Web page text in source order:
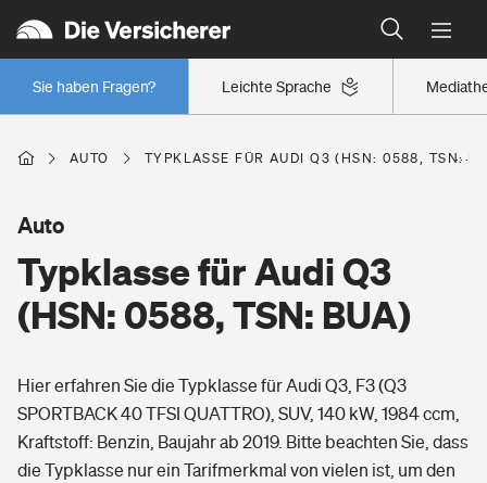
Leichte Sprache
Sie haben Fragen?
Wer versichert was: Jetzt Versicherer finden
Regionalklassen: So ist Ihre Region eingestuft
Wer versichert was: Jetzt Versicherer finden
Berufsunfähigkeitsversicherung
Erwerbsunfähigkeitsversicherung
Grundfähigkeitsversicherung
Arbeitsrechtsschutz
Wohnen
Freizeit
Pri­vate Haft­pflicht­
AUTO TYPKLASSE FÜR AUDI Q3 (HSN: 0588, TSN:
Typklasse für Audi Q3
(HSN: 0588, TSN: BUA)
Auto
Hier erfahren Sie die Typklasse für Audi Q3, F3 (Q3
SPORTBACK 40 TFSI QUATTRO), SUV, 140 kW, 1984 ccm,
Kraftstoff: Benzin, Baujahr ab 2019. Bitte beachten Sie, dass
die Typklasse nur ein Tarifmerkmal von vielen ist, um den